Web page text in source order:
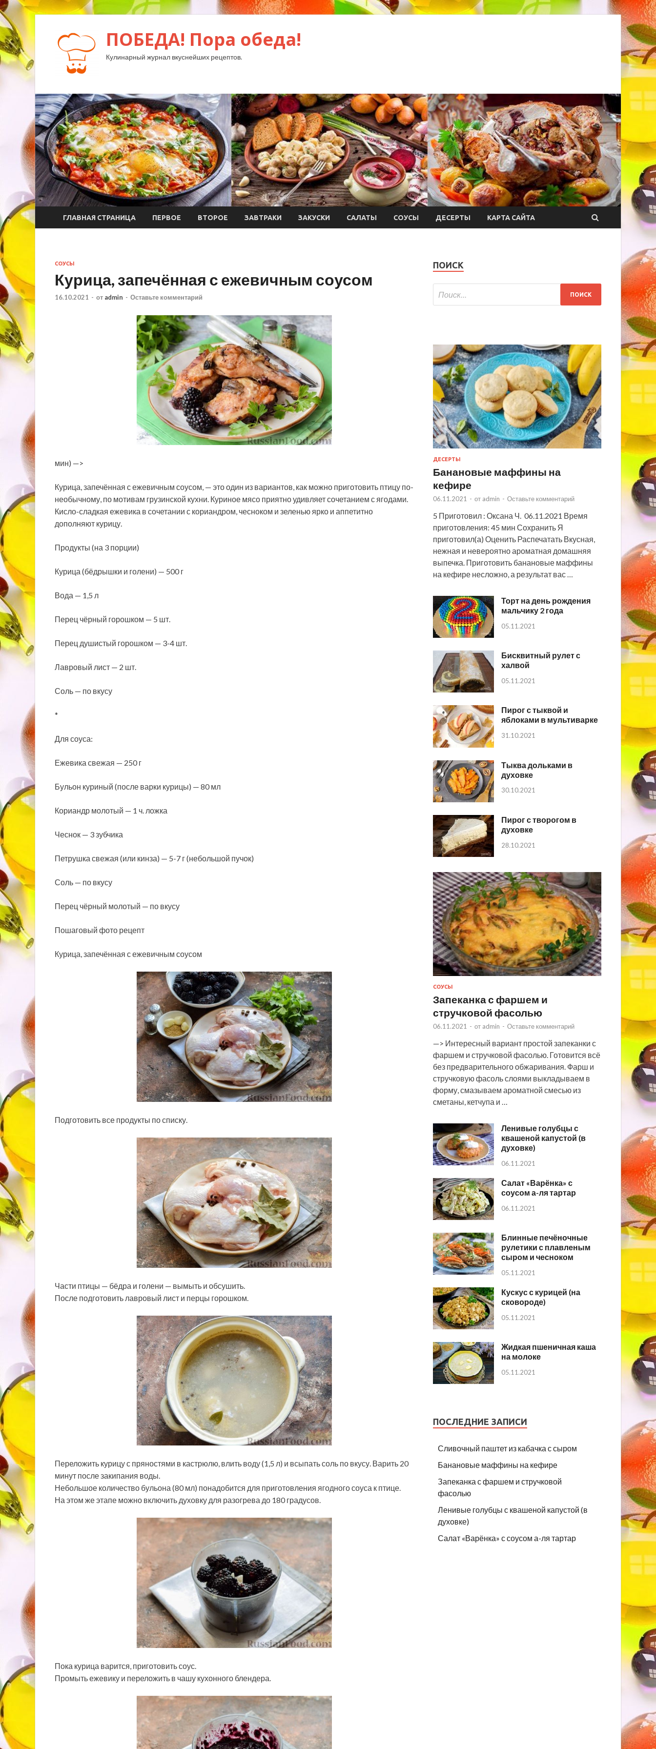
ПОБЕДА! Пора обеда!
Кулинарный журнал вкуснейших рецептов.
ГЛАВНАЯ СТРАНИЦА ПЕРВОЕ ВТОРОЕ ЗАВТРАКИ ЗАКУСКИ САЛАТЫ СОУСЫ ДЕСЕРТЫ КАРТА САЙТА
СОУСЫ
Курица, запечённая с ежевичным соусом
16.10.2021 - от admin - Оставьте комментарий
мин) —>
Курица, запечённая с ежевичным соусом, — это один из вариантов, как можно приготовить птицу по-
необычному, по мотивам грузинской кухни. Куриное мясо приятно удивляет сочетанием с ягодами.
Кисло-сладкая ежевика в сочетании с кориандром, чесноком и зеленью ярко и аппетитно
дополняют курицу.
Продукты (на 3 порции)
Курица (бёдрышки и голени) — 500 г
Вода — 1,5 л
Перец чёрный горошком — 5 шт.
Перец душистый горошком — 3-4 шт.
Лавровый лист — 2 шт.
Соль — по вкусу
*
Для соуса:
Ежевика свежая — 250 г
Бульон куриный (после варки курицы) — 80 мл
Кориандр молотый — 1 ч. ложка
Чеснок — 3 зубчика
Петрушка свежая (или кинза) — 5-7 г (небольшой пучок)
Соль — по вкусу
Перец чёрный молотый — по вкусу
Пошаговый фото рецепт
Курица, запечённая с ежевичным соусом
Подготовить все продукты по списку.
Части птицы — бёдра и голени — вымыть и обсушить.
После подготовить лавровый лист и перцы горошком.
Переложить курицу с пряностями в кастрюлю, влить воду (1,5 л) и всыпать соль по вкусу. Варить 20
минут после закипания воды.
Небольшое количество бульона (80 мл) понадобится для приготовления ягодного соуса к птице.
На этом же этапе можно включить духовку для разогрева до 180 градусов.
Пока курица варится, приготовить соус.
Промыть ежевику и переложить в чашу кухонного блендера.
ПОИСК
ДЕСЕРТЫ
Банановые маффины на
кефире
06.11.2021 - от admin - Оставьте комментарий
5 Приготовил : Оксана Ч. 06.11.2021 Время
приготовления: 45 мин Сохранить Я
приготовил(а) Оценить Распечатать Вкусная,
нежная и невероятно ароматная домашняя
выпечка. Приготовить банановые маффины
на кефире несложно, а результат вас …
Торт на день рождения
мальчику 2 года
05.11.2021
Бисквитный рулет с
халвой
05.11.2021
Пирог с тыквой и
яблоками в мультиварке
31.10.2021
Тыква дольками в
духовке
30.10.2021
Пирог с творогом в
духовке
28.10.2021
СОУСЫ
Запеканка с фаршем и
стручковой фасолью
06.11.2021 - от admin - Оставьте комментарий
—> Интересный вариант простой запеканки с
фаршем и стручковой фасолью. Готовится всё
без предварительного обжаривания. Фарш и
стручковую фасоль слоями выкладываем в
форму, смазываем ароматной смесью из
сметаны, кетчупа и …
Ленивые голубцы с
квашеной капустой (в
духовке)
06.11.2021
Салат «Варёнка» с
соусом а-ля тартар
06.11.2021
Блинные печёночные
рулетики с плавленым
сыром и чесноком
05.11.2021
Кускус с курицей (на
сковороде)
05.11.2021
Жидкая пшеничная каша
на молоке
05.11.2021
ПОСЛЕДНИЕ ЗАПИСИ
Сливочный паштет из кабачка с сыром
Банановые маффины на кефире
Запеканка с фаршем и стручковой
фасолью
Ленивые голубцы с квашеной капустой (в
духовке)
Салат «Варёнка» с соусом а-ля тартар